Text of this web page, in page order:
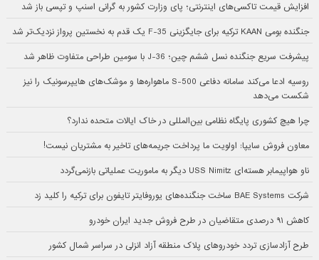
افزایش قیمت تاکسی‌های اینترنتی؛ پای وزارت کشور به گرانی اسنپ و تپسی باز شد
جنگنده بومی KAAN ترکیه برای جایگزینی F-35 یک قدم به نخستین پرواز نزدیک‌تر شد
پیشرفت سریع جنگنده نسل ششم چین؛ J-36 با سومین طراحی متفاوت ظاهر شد
روسیه ادعا می‌کند سامانه دفاعی S-500 ماهواره‌ها و موشک‌های هایپرسونیک را نیز
شکست می‌دهد
چرا هیچ کشوری پایگاه نظامی بین‌المللی در خاک ایالات متحده ندارد؟
معاون فروش سایپا: اولویت ما پرداخت جریمه‌های تاخیر به مشتریان نیست!
ناو هواپیمابر هسته‌ای USS Nimitz دیگر به ماموریت عملیاتی بازنمی‌گردد
شرکت BAE Systems ساخت جنگنده‌های یوروفایتر تایفون برای ترکیه را کلید زد
کاهش ۹۱ درصدی متقاضیان در طرح فروش جدید ایران خودرو
طرح آزادسازی تردد خودروهای پلاک منطقه آزاد انزلی در سراسر شمال کشور